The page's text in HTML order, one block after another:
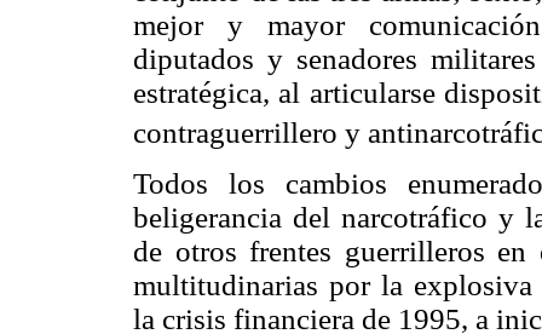
mejor y mayor
diputados y senadores
estratégica, al articularse
contraguerrillero y
Todos los cambios
beligerancia del narcotráfico y
de otros frentes guerrilleros en
multitudinarias por la explosiva
la crisis financiera de 1995, a